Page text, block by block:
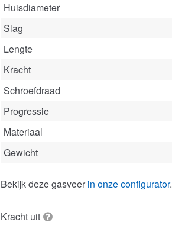
Huisdiameter
Slag
Lengte
Kracht
Schroefdraad
Progressie
Materiaal
Gewicht
Bekijk deze gasveer in onze configurator.
Kracht uit